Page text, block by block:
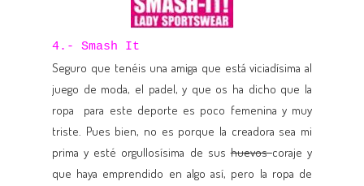
4.- Smash It
Seguro que tenéis una amiga que está viciadísima al
juego de moda, el padel, y que os ha dicho que la
ropa para este deporte es poco femenina y muy
triste. Pues bien, no es porque la creadora sea mi
prima y esté orgullosísima de sushuevoscoraje y
que haya emprendido en algo así, pero la ropa de